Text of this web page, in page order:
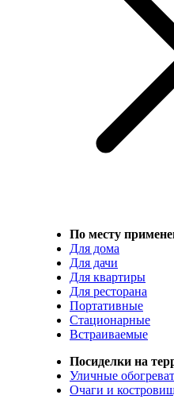
По месту
Для дома
Для дачи
Для квартиры
Для ресторана
Портативные
Стационарные
Встраиваемые
Посиделки на
Уличные
Очаги и